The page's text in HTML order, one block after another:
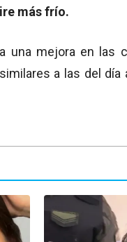
más frío.
una mejora en las
a las del día